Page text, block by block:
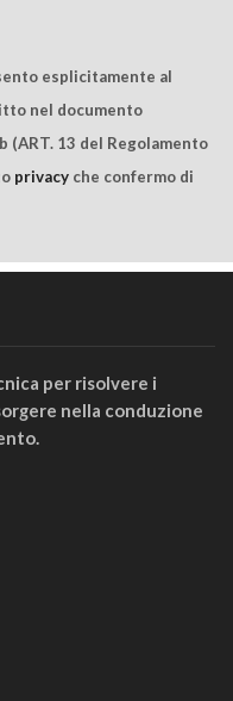
esplicitamente al
nel documento
13 del Regolamento
privacy che confermo di
per risolvere i
nella conduzione